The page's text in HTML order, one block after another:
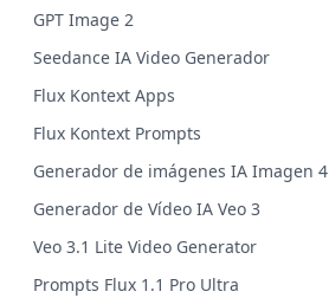
GPT Image 2
Seedance IA Video Generador
Flux Kontext Apps
Flux Kontext Prompts
Generador de imágenes IA Imagen 4
Generador de Vídeo IA Veo 3
Veo 3.1 Lite Video Generator
Prompts Flux 1.1 Pro Ultra